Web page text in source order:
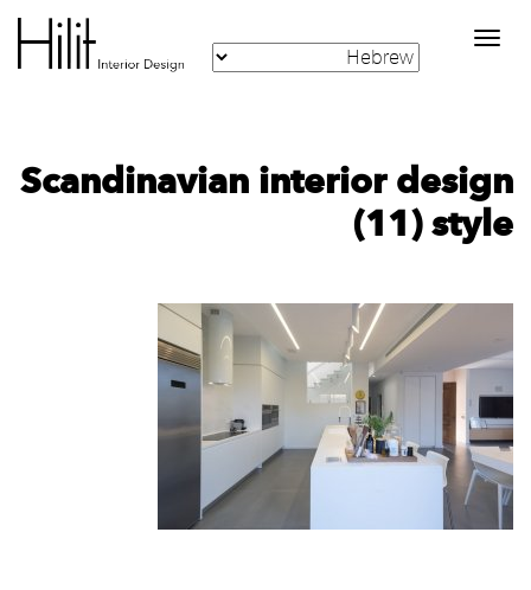
Toggle
navigation
‪Scandinavian interior design
style‬‏ (11)